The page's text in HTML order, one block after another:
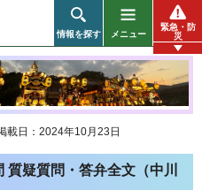
情報を探す メニュー
緊急・防
災
載日：2024年10月23日
疑質問・答弁全文（中川